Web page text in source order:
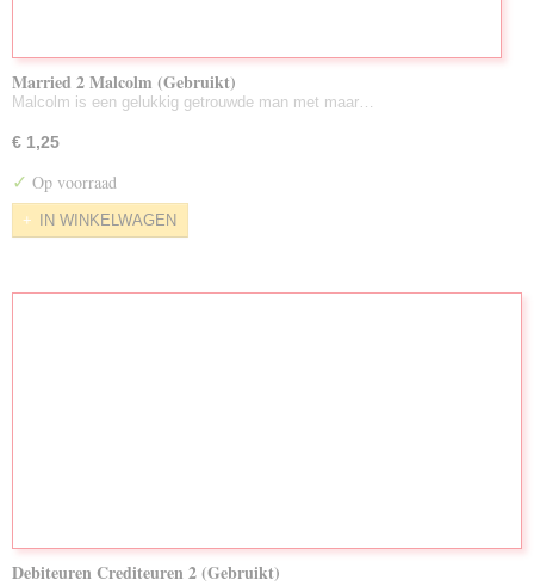
Married 2 Malcolm (Gebruikt)
Malcolm is een gelukkig getrouwde man met maar…
€ 1,25
✓ Op voorraad
IN WINKELWAGEN
Debiteuren Crediteuren 2 (Gebruikt)